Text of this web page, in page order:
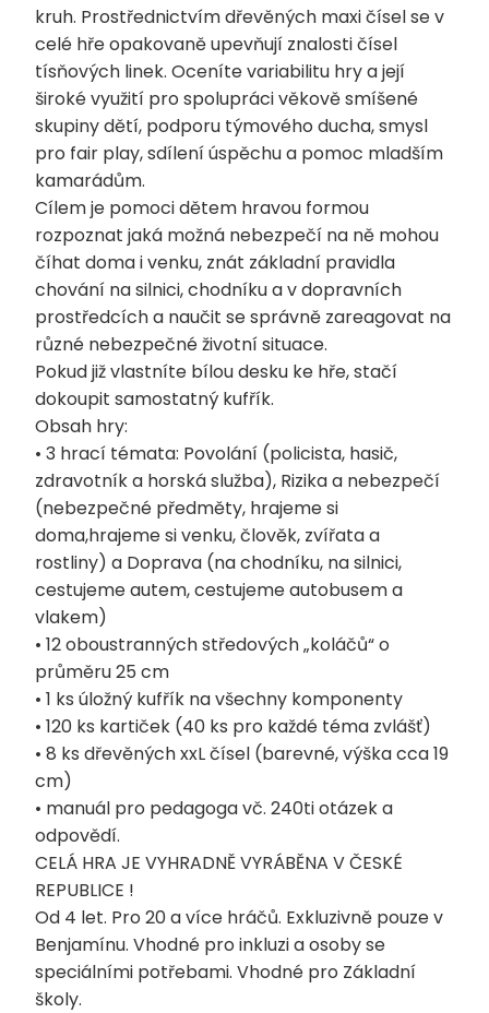
kruh. Prostřednictvím dřevěných maxi čísel se v
celé hře opakovaně upevňují znalosti čísel
tísňových linek. Oceníte variabilitu hry a její
široké využití pro spolupráci věkově smíšené
skupiny dětí, podporu týmového ducha, smysl
pro fair play, sdílení úspěchu a pomoc mladším
kamarádům.
Cílem je pomoci dětem hravou formou
rozpoznat jaká možná nebezpečí na ně mohou
číhat doma i venku, znát základní pravidla
chování na silnici, chodníku a v dopravních
prostředcích a naučit se správně zareagovat na
různé nebezpečné životní situace.
Pokud již vlastníte bílou desku ke hře, stačí
dokoupit samostatný kufřík.
Obsah hry:
• 3 hrací témata: Povolání (policista, hasič,
zdravotník a horská služba), Rizika a nebezpečí
(nebezpečné předměty, hrajeme si
doma,hrajeme si venku, člověk, zvířata a
rostliny) a Doprava (na chodníku, na silnici,
cestujeme autem, cestujeme autobusem a
vlakem)
• 12 oboustranných středových „koláčů“ o
průměru 25 cm
• 1 ks úložný kufřík na všechny komponenty
• 120 ks kartiček (40 ks pro každé téma zvlášť)
• 8 ks dřevěných xxL čísel (barevné, výška cca 19
cm)
• manuál pro pedagoga vč. 240ti otázek a
odpovědí.
CELÁ HRA JE VYHRADNĚ VYRÁBĚNA V ČESKÉ
REPUBLICE !
Od 4 let. Pro 20 a více hráčů. Exkluzivně pouze v
Benjamínu. Vhodné pro inkluzi a osoby se
speciálními potřebami. Vhodné pro Základní
školy.